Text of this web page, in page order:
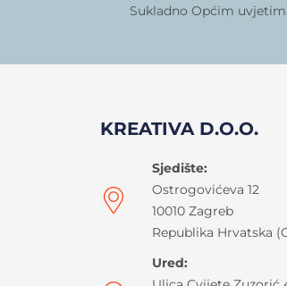
Sukladno Općim
KREATIVA D.O.O.
Sjedište:
Ostrogovićeva 12
10010 Zagreb
Republika Hrvatska
Ured: